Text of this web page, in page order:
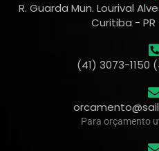
R. Guarda Mun. Lourival
Curitiba - PR
(41) 3073-1150
Para orçamento